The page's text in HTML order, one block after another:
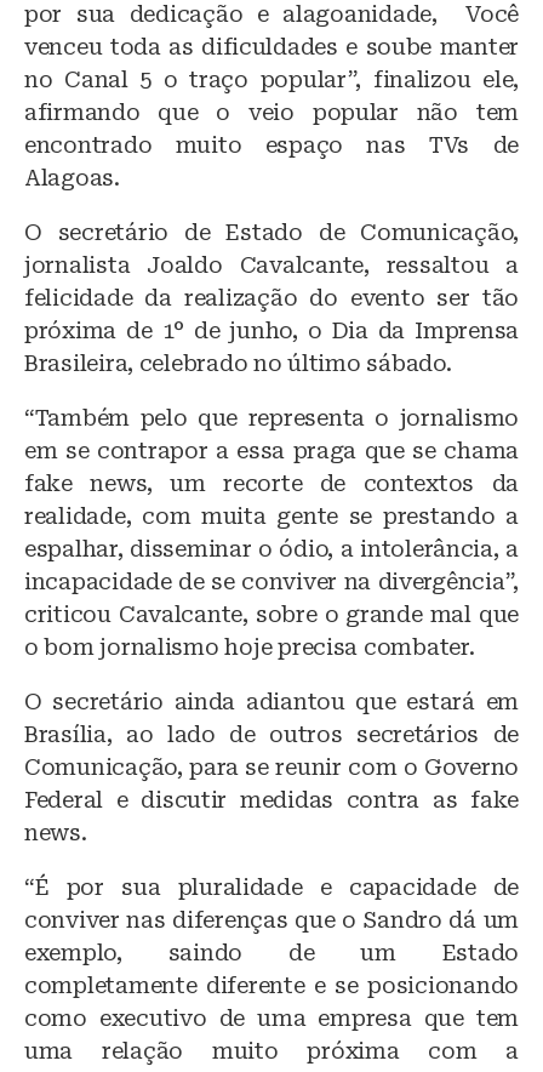
por sua dedicação e alagoanidade, Você
venceu toda as dificuldades e soube manter
no Canal 5 o traço popular”, finalizou ele,
afirmando que o veio popular não tem
encontrado muito espaço nas TVs de
Alagoas.
O secretário de Estado de Comunicação,
jornalista Joaldo Cavalcante, ressaltou a
felicidade da realização do evento ser tão
próxima de 1° de junho, o Dia da Imprensa
Brasileira, celebrado no último sábado.
“Também pelo que representa o jornalismo
em se contrapor a essa praga que se chama
fake news, um recorte de contextos da
realidade, com muita gente se prestando a
espalhar, disseminar o ódio, a intolerância, a
incapacidade de se conviver na divergência”,
criticou Cavalcante, sobre o grande mal que
o bom jornalismo hoje precisa combater.
O secretário ainda adiantou que estará em
Brasília, ao lado de outros secretários de
Comunicação, para se reunir com o Governo
Federal e discutir medidas contra as fake
news.
“É por sua pluralidade e capacidade de
conviver nas diferenças que o Sandro dá um
exemplo, saindo de um Estado
completamente diferente e se posicionando
como executivo de uma empresa que tem
uma relação muito próxima com a